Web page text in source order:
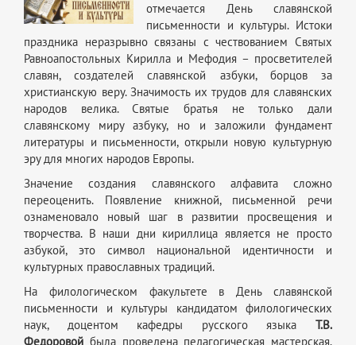
отмечается День славянской
письменности и культуры. Истоки
праздника неразрывно связаны с чествованием Святых
Равноапостольных Кирилла и Мефодия – просветителей
славян, создателей славянской азбуки, борцов за
христианскую веру. Значимость их трудов для славянских
народов велика. Святые братья не только дали
славянскому миру азбуку, но и заложили фундамент
литературы и письменности, открыли новую культурную
эру для многих народов Европы.
Значение создания славянского алфавита сложно
переоценить. Появление книжной, письменной речи
ознаменовало новый шаг в развитии просвещения и
творчества. В наши дни кириллица является не просто
азбукой, это символ национальной идентичности и
культурных православных традиций.
На филологическом факультете в День славянской
письменности и культуры кандидатом филологических
наук, доцентом кафедры русского языка Т.В.
Федоровой была проведена педагогическая мастерская.